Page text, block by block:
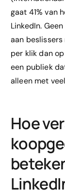
gaat 41% van
LinkedIn.
aan
per klik dan
een publiek
alleen met
Hoe